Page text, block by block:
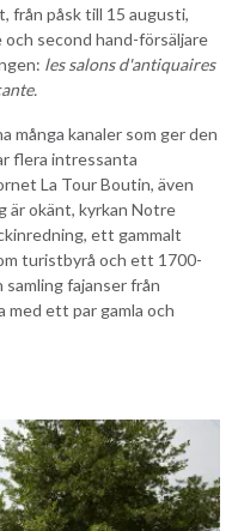
från påsk till 15 augusti,
second hand-försäljare
les salons d'antiquaires
många kanaler som ger den
flera intressanta
La Tour Boutin, även
är okänt, kyrkan Notre
ett gammalt
turistbyrå och ett 1700-
fajanser från
med ett par gamla och